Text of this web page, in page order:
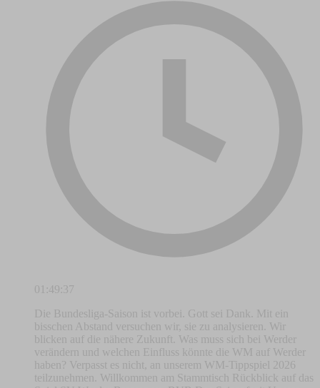
01:49:37
Die Bundesliga-Saison ist vorbei. Gott sei Dank. Mit ein
bisschen Abstand versuchen wir, sie zu analysieren. Wir
blicken auf die nähere Zukunft. Was muss sich bei Werder
verändern und welchen Einfluss könnte die WM auf Werder
haben? Verpasst es nicht, an unserem WM-Tippspiel 2026
teilzunehmen. Willkommen am Stammtisch Rückblick auf das